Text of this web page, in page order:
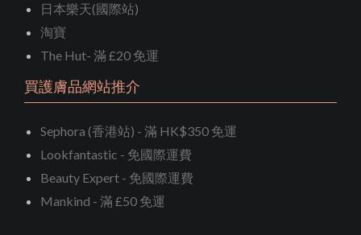
日本樂天(國際站)
淘寶
The Hut- 滿 £20 免運
買護膚品網站推介
Sephora (香港站) - 滿 HK$350 免運
Lookfantastic - 免國際運費
Beauty Expert - 免國際運費
Mankind - 滿 £50 免運